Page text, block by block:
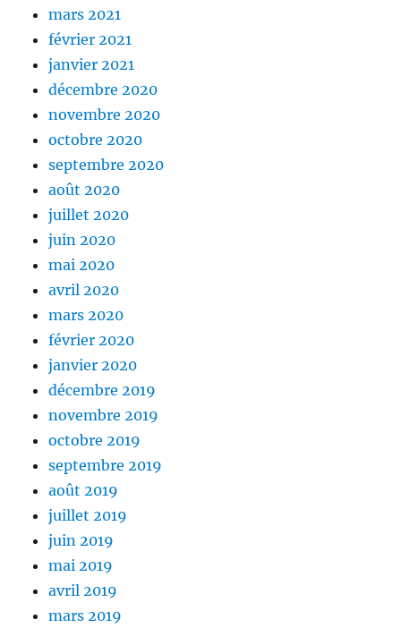
mars 2021
février 2021
janvier 2021
décembre 2020
novembre 2020
octobre 2020
septembre 2020
août 2020
juillet 2020
juin 2020
mai 2020
avril 2020
mars 2020
février 2020
janvier 2020
décembre 2019
novembre 2019
octobre 2019
septembre 2019
août 2019
juillet 2019
juin 2019
mai 2019
avril 2019
mars 2019